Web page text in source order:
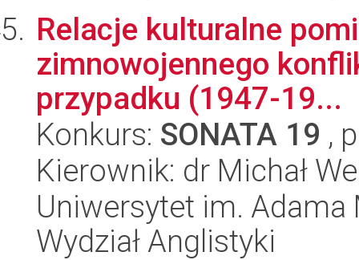
Relacje kulturalne
zimnowojennego
przypadku (1947-19...
Konkurs: SONATA 19 ,
Kierownik: dr Michał
Uniwersytet im.
Wydział Anglistyki